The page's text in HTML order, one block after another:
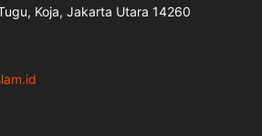
Koja, Jakarta Utara 14260